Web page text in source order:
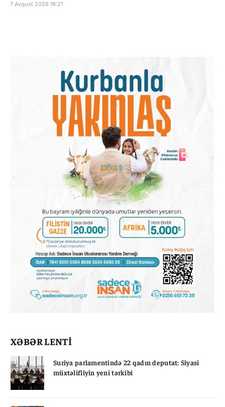
7 Avqust 2026 19:21
XƏBƏR LENTİ
Suriya parlamentində 22 qadın deputat: Siyasi
müxtəlifliyin yeni tərkibi